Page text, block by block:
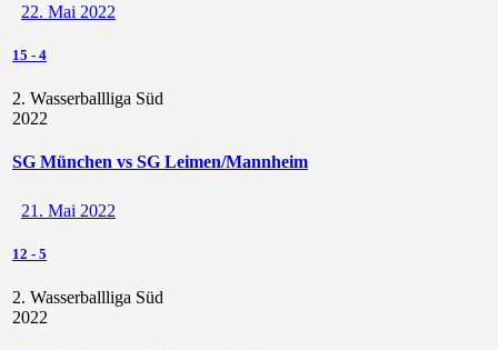
22. Mai 2022
15 - 4
2. Wasserballliga Süd
2022
SG München vs SG Leimen/Mannheim
21. Mai 2022
12 - 5
2. Wasserballliga Süd
2022